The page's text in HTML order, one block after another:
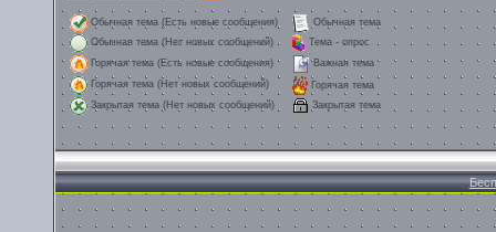
Обычная тема (Есть новые сообщения)
Обычная тема
Обычная тема (Нет новых сообщений)
Тема - опрос
Горячая тема (Есть новые сообщения)
Важная тема
Горячая тема (Нет новых сообщений)
Горячая тема
Закрытая тема (Нет новых сообщений)
Закрытая тема